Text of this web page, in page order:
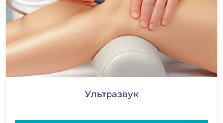
Ультразвук